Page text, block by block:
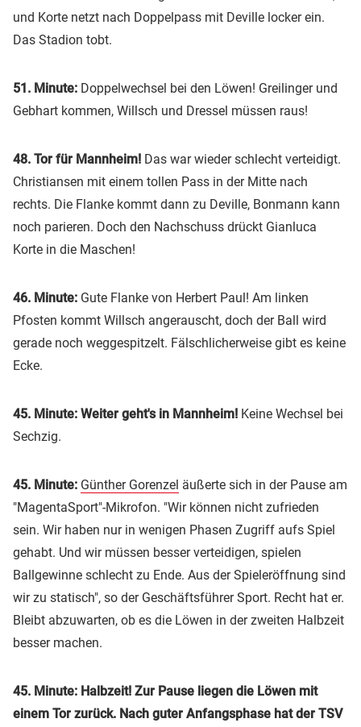
und Korte netzt nach Doppelpass mit Deville locker ein.
Das Stadion tobt.
51. Minute: Doppelwechsel bei den Löwen! Greilinger und
Gebhart kommen, Willsch und Dressel müssen raus!
48. Tor für Mannheim! Das war wieder schlecht verteidigt.
Christiansen mit einem tollen Pass in der Mitte nach
rechts. Die Flanke kommt dann zu Deville, Bonmann kann
noch parieren. Doch den Nachschuss drückt Gianluca
Korte in die Maschen!
46. Minute: Gute Flanke von Herbert Paul! Am linken
Pfosten kommt Willsch angerauscht, doch der Ball wird
gerade noch weggespitzelt. Fälschlicherweise gibt es keine
Ecke.
45. Minute: Weiter geht's in Mannheim! Keine Wechsel bei
Sechzig.
45. Minute: Günther Gorenzel äußerte sich in der Pause am
"MagentaSport"-Mikrofon. "Wir können nicht zufrieden
sein. Wir haben nur in wenigen Phasen Zugriff aufs Spiel
gehabt. Und wir müssen besser verteidigen, spielen
Ballgewinne schlecht zu Ende. Aus der Spieleröffnung sind
wir zu statisch", so der Geschäftsführer Sport. Recht hat er.
Bleibt abzuwarten, ob es die Löwen in der zweiten Halbzeit
besser machen.
45. Minute: Halbzeit! Zur Pause liegen die Löwen mit
einem Tor zurück. Nach guter Anfangsphase hat der TSV